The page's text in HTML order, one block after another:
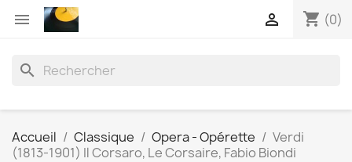
 shopping_cart (0)

search
Accueil Classique Opera - Opérette
Verdi
(1813-1901) Il Corsaro, Le Corsaire, Fabio Biondi